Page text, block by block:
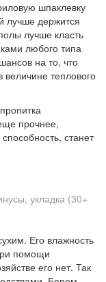
шпаклевку
лучше держится
лучше класть
любого типа
на то, что
величине теплового
прочнее,
станет
Его влажность
помощи
его нет. Так